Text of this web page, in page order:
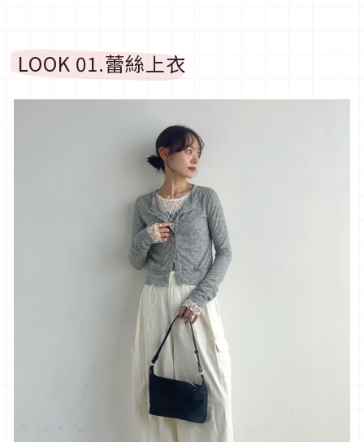
LOOK 01.蕾絲上衣